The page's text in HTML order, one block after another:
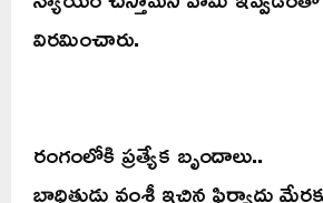
విరమించారు.
రంగంలోకి ప్రత్యేక బృందాలు..
బాధితుడు వంశీ ఇచ్చిన ఫిర్యాదు